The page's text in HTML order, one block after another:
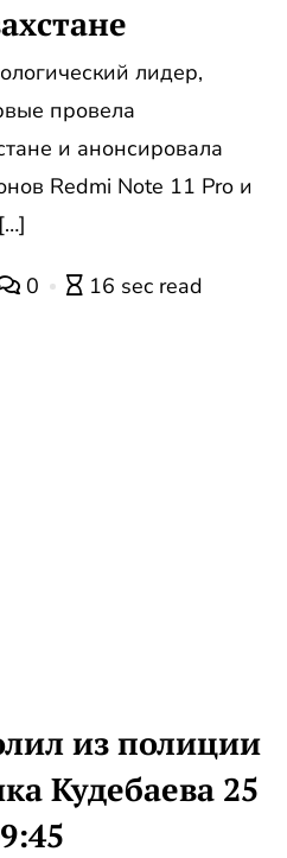
лидер,
провела
и анонсировала
Redmi Note 11 Pro и
0 16 sec read
из полиции
Кудебаева 25